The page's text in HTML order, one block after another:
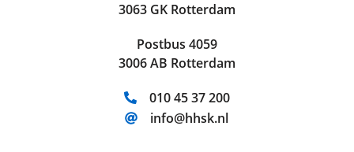
3063 GK Rotterdam
Postbus 4059
3006 AB Rotterdam
Telefoonnummer:
010 45 37 200
E-mailadres:
info@hhsk.nl